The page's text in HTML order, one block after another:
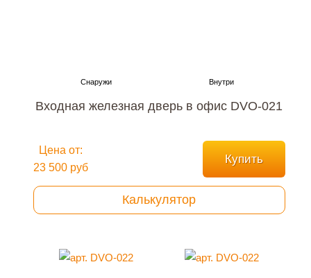
Входная железная дверь в офис DVO-021
Цена от:
23 500 руб
Купить
Калькулятор